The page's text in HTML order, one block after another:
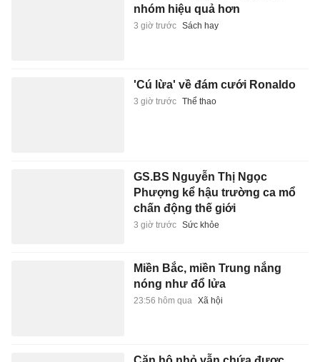
nhóm hiệu quả hơn
3 giờ trước Sách hay
'Cú lừa' về đám cưới Ronaldo
3 giờ trước Thể thao
GS.BS Nguyễn Thị Ngọc
Phượng kể hậu trường ca mổ
chấn động thế giới
3 giờ trước Sức khỏe
Miền Bắc, miền Trung nắng
nóng như đổ lửa
23:56 hôm qua Xã hội